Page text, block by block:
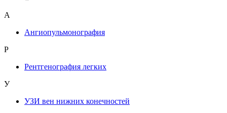
А
Ангиопульмонография
Р
Рентгенография легких
У
УЗИ вен нижних конечностей